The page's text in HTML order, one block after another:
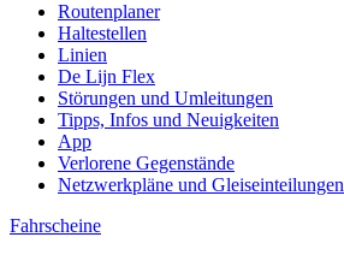
Routenplaner
Haltestellen
Linien
De Lijn Flex
Störungen und Umleitungen
Tipps, Infos und Neuigkeiten
App
Verlorene Gegenstände
Netzwerkpläne und Gleiseinteilungen
Fahrscheine